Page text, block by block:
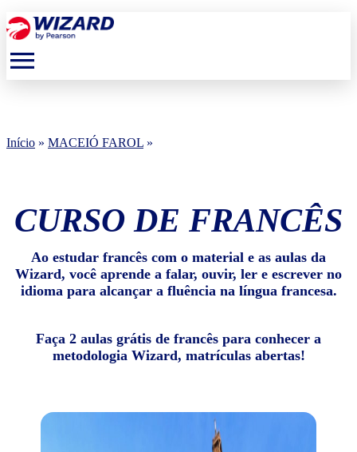
menu
Início » MACEIÓ FAROL »
CURSO DE FRANCÊS
Ao estudar francês com o material e as aulas da
Wizard, você aprende a falar, ouvir, ler e escrever no
idioma para alcançar a fluência na língua francesa.
Faça 2 aulas grátis de francês para conhecer a
metodologia Wizard, matrículas abertas!